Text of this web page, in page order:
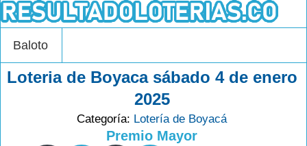
Baloto
Loteria de Boyaca sábado 4 de enero
2025
Categoría: Lotería de Boyacá
Premio Mayor